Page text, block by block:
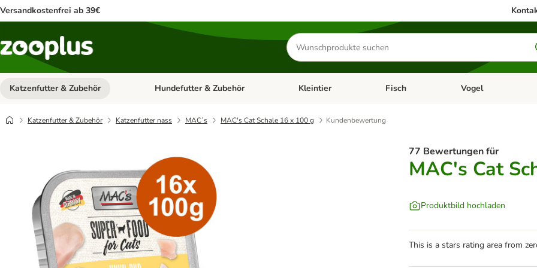
Versandkostenfrei ab 39€
Produkte
suchen
Katzenfutter & Zubehör Kategorie-Menü öffnen: Katzenfutter & Zubehör
Hundefutter & Zubehör Kategorie-Menü öffnen: Hundefutter & Zubehör
Kleintier Kategorie-Menü öffnen: Kleintier
Fisch Kategorie-Menü
Vogel
Katzenfutter & Zubehör Katzenfutter nass MAC´s MAC's Cat Schale 16 x 100 g Kundenbewertung
77 Bewertungen für
MAC's Cat
Produktbild hochladen
This is a stars rating area from